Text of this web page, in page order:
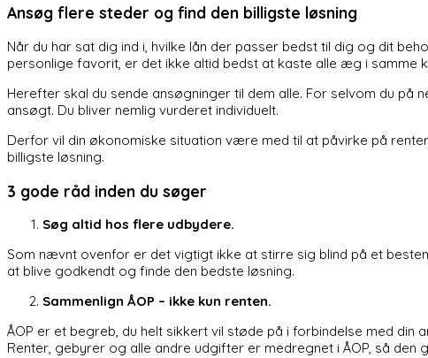
Ansøg flere steder og find den billigste løsning
Når du har sat dig ind i, hvilke lån der passer bedst til dig og dit
personlige favorit, er det ikke altid bedst at kaste alle æg i samme
Herefter skal du sende ansøgninger til dem alle. For selvom du
ansøgt. Du bliver nemlig vurderet individuelt.
Derfor vil din økonomiske situation være med til at påvirke på
billigste løsning.
3 gode råd inden du søger
Søg altid hos flere udbydere.
Som nævnt ovenfor er det vigtigt ikke at stirre sig blind på et
at blive godkendt og finde den bedste løsning.
Sammenlign ÅOP – ikke kun renten.
ÅOP er et begreb, du helt sikkert vil støde på i forbindelse med
Renter, gebyrer og alle andre udgifter er medregnet i ÅOP, så